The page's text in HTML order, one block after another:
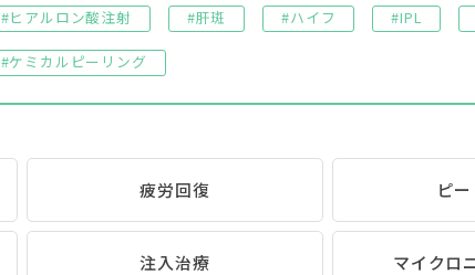
#ヒアルロン酸注射 #肝斑 #ハイフ #IPL
#ケミカルピーリング
疲労回復 ピ
注入治療 マイクロ